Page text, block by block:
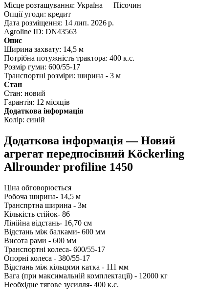
Місце розташування: Україна
Пісочин
Опції угоди: кредит
Дата розміщення: 14 лип. 2026 р.
Agroline ID: DN43563
Опис
Ширина захвату: 14,5 м
Потрібна потужність трактора: 400 к.с.
Розмір гуми: 600/55-17
Транспортні розміри: ширина - 3 м
Стан
Стан: новий
Гарантія: 12 місяців
Додаткова інформація
Колір: синій
Додаткова інформація — Новий
агрегат передпосівний Köckerling
Allrounder profiline 1450
Ціна обговорюється
Робоча ширина- 14,5 м
Транспртна ширина - 3м
Кількість стійок- 86
Лінійна відстань- 16,70 см
Відстань між балками- 600 мм
Висота рами - 600 мм
Транспортні колеса- 600/55-17
Опорні колеса - 380/55-17
Відстань між кільцями катка - 111 мм
Вага (при максимальній комплектації) - 12000 кг
Необхідне тягове зусилля- 400 к.с.